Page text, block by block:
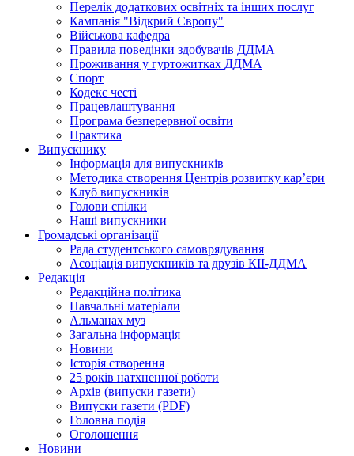
Перелік додаткових освітніх та інших послуг
Кампанія "Відкрий Європу"
Військова кафедра
Правила поведінки здобувачів ДДМА
Проживання у гуртожитках ДДМА
Спорт
Кодекс честі
Працевлаштування
Програма безперервної освіти
Практика
Випускнику
Інформація для випускників
Методика створення Центрів розвитку кар’єри
Клуб випускників
Голови спілки
Наші випускники
Громадські організації
Рада студентського самоврядування
Асоціація випускників та друзів КІІ-ДДМА
Редакція
Редакційна політика
Навчальні матеріали
Альманах муз
Загальна інформація
Новини
Історія створення
25 років натхненної роботи
Архів (випуски газети)
Випуски газети (PDF)
Головна подія
Оголошення
Новини